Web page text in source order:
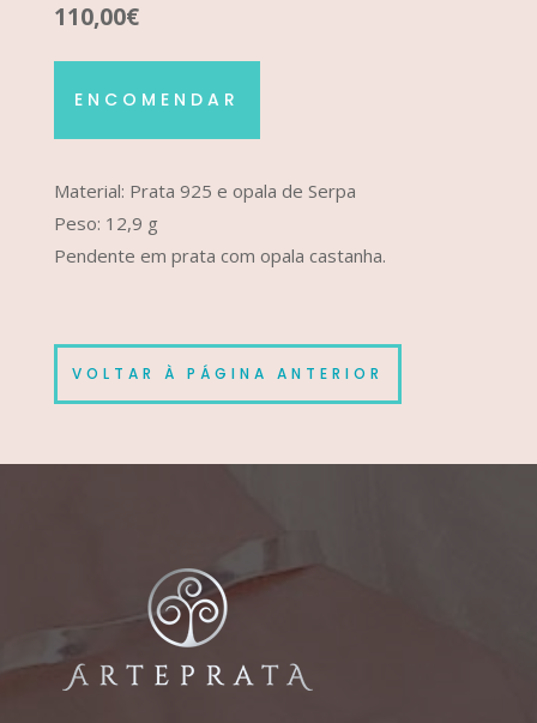
110,00€
ENCOMENDAR
Material: Prata 925 e opala de Serpa
Peso: 12,9 g
Pendente em prata com opala castanha.
VOLTAR À PÁGINA ANTERIOR